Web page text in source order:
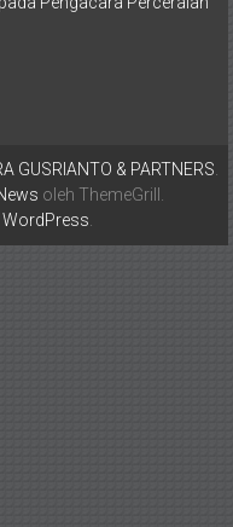
GUSRIANTO & PARTNERS.
oleh ThemeGrill.
WordPress.